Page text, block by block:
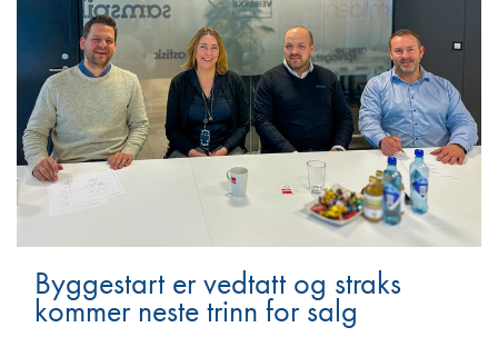
Byggestart er vedtatt og straks
kommer neste trinn for salg